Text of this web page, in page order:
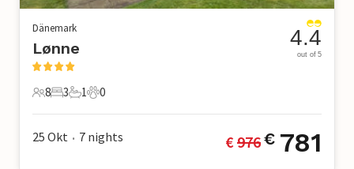
Dänemark
Lønne
8 Gäste
8
3 Schlafzimmer
3
1 Badezimmer
1
0 Haustiere
0
4.4
out of 5
25 Okt • 7 nights € 976€ 781